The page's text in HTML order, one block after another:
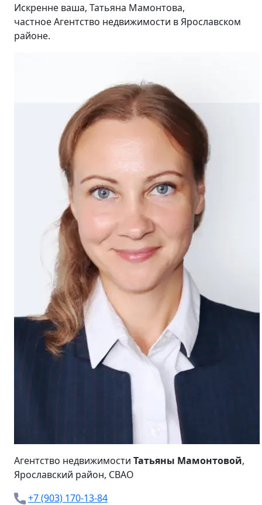
Искренне ваша, Татьяна Мамонтова,
частное Агентство недвижимости в Ярославском
районе.
Агентство недвижимости Татьяны Мамонтовой,
Ярославский район, СВАО
+7 (903) 170-13-84